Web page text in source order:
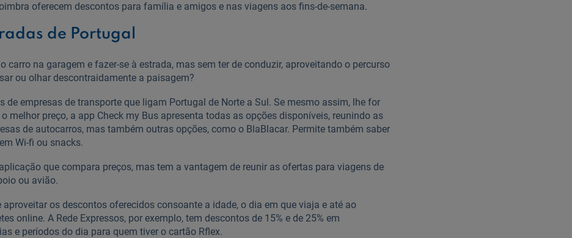
oferecem descontos para família e amigos e nas viagens aos fins-de-semana.
de Portugal
carro na garagem e fazer-se à estrada, mas sem ter de conduzir, aproveitando o percurso
ou olhar descontraidamente a paisagem?
de empresas de transporte que ligam Portugal de Norte a Sul. Se mesmo assim, lhe for
melhor preço, a app Check my Bus apresenta todas as opções disponíveis, reunindo as
de autocarros, mas também outras opções, como o BlaBlacar. Permite também saber
Wi-fi ou snacks.
que compara preços, mas tem a vantagem de reunir as ofertas para viagens de
ou avião.
aproveitar os descontos oferecidos consoante a idade, o dia em que viaja e até ao
online. A Rede Expressos, por exemplo, tem descontos de 15% e de 25% em
e períodos do dia para quem tiver o cartão Rflex.